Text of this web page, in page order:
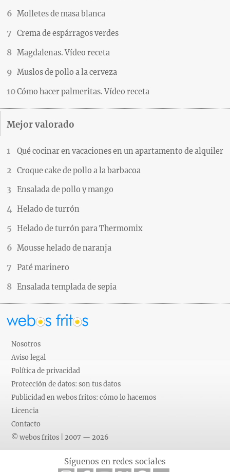
Molletes de masa blanca
Crema de espárragos verdes
Magdalenas. Vídeo receta
Muslos de pollo a la cerveza
Cómo hacer palmeritas. Vídeo receta
Mejor valorado
Qué cocinar en vacaciones en un apartamento de alquiler
Croque cake de pollo a la barbacoa
Ensalada de pollo y mango
Helado de turrón
Helado de turrón para Thermomix
Mousse helado de naranja
Paté marinero
Ensalada templada de sepia
Nosotros
Aviso legal
Política de privacidad
Protección de datos: son tus datos
Publicidad en webos fritos: cómo lo hacemos
Licencia
Contacto
© webos fritos | 2007 — 2026
Síguenos en redes sociales